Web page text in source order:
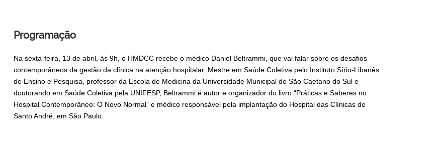
Programação
Na sexta-feira, 13 de abril, às 9h, o HMDCC recebe o médico Daniel Beltrammi, que vai falar sobre os desafios
contemporâneos da gestão da clínica na atenção hospitalar. Mestre em Saúde Coletiva pelo Instituto Sírio-Libanês
de Ensino e Pesquisa, professor da Escola de Medicina da Universidade Municipal de São Caetano do Sul e
doutorando em Saúde Coletiva pela UNIFESP, Beltrammi é autor e organizador do livro “Práticas e Saberes no
Hospital Contemporâneo: O Novo Normal” e médico responsável pela implantação do Hospital das Clínicas de
Santo André, em São Paulo.